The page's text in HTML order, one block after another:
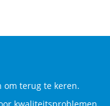
om terug te keren.